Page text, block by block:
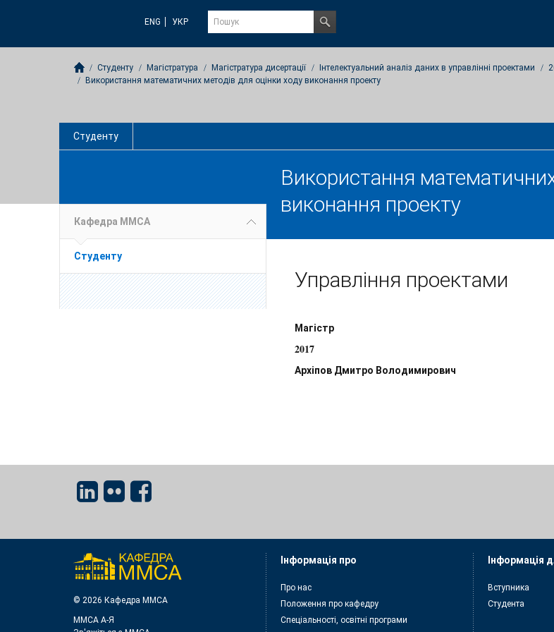
ENG УКР
Студенту Магістратура Магістратура дисертації Інтелектуальний аналіз даних в управлінні проектами
Використання математичних методів для оцінки ходу виконання проекту
Студенту
Використання
виконання проекту
Кафедра ММСА
Студенту
Управління проектами
Магістр
2017
Архіпов Дмитро Володимирович
© 2026 Кафедра ММСА
ММСА A-Я
Інформація про
Про нас
Положення про кафедру
Спеціальності, освітні програми
Інформація
Вступника
Студента